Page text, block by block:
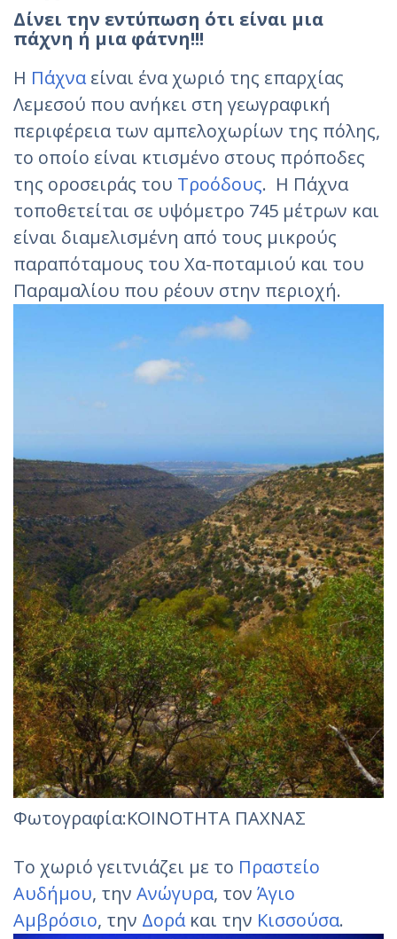
Δίνει την εντύπωση ότι είναι μια
πάχνη ή μια φάτνη!!!
Η Πάχνα είναι ένα χωριό της επαρχίας
Λεμεσού που ανήκει στη γεωγραφική
περιφέρεια των αμπελοχωρίων της πόλης,
το οποίο είναι κτισμένο στους πρόποδες
της οροσειράς του Τροόδους. Η Πάχνα
τοποθετείται σε υψόμετρο 745 μέτρων και
είναι διαμελισμένη από τους μικρούς
παραπόταμους του Χα-ποταμιού και του
Παραμαλίου που ρέουν στην περιοχή.
Φωτoγραφία:ΚΟΙΝΟΤΗΤΑ ΠΑΧΝΑΣ
Το χωριό γειτνιάζει με το Πραστείο
Αυδήμου, την Ανώγυρα, τον Άγιο
Αμβρόσιο, την Δορά και την Κισσούσα.